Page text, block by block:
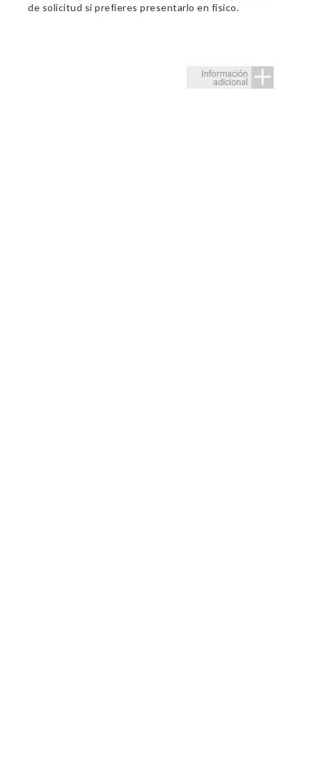
de solicitud si prefieres presentarlo en físico.